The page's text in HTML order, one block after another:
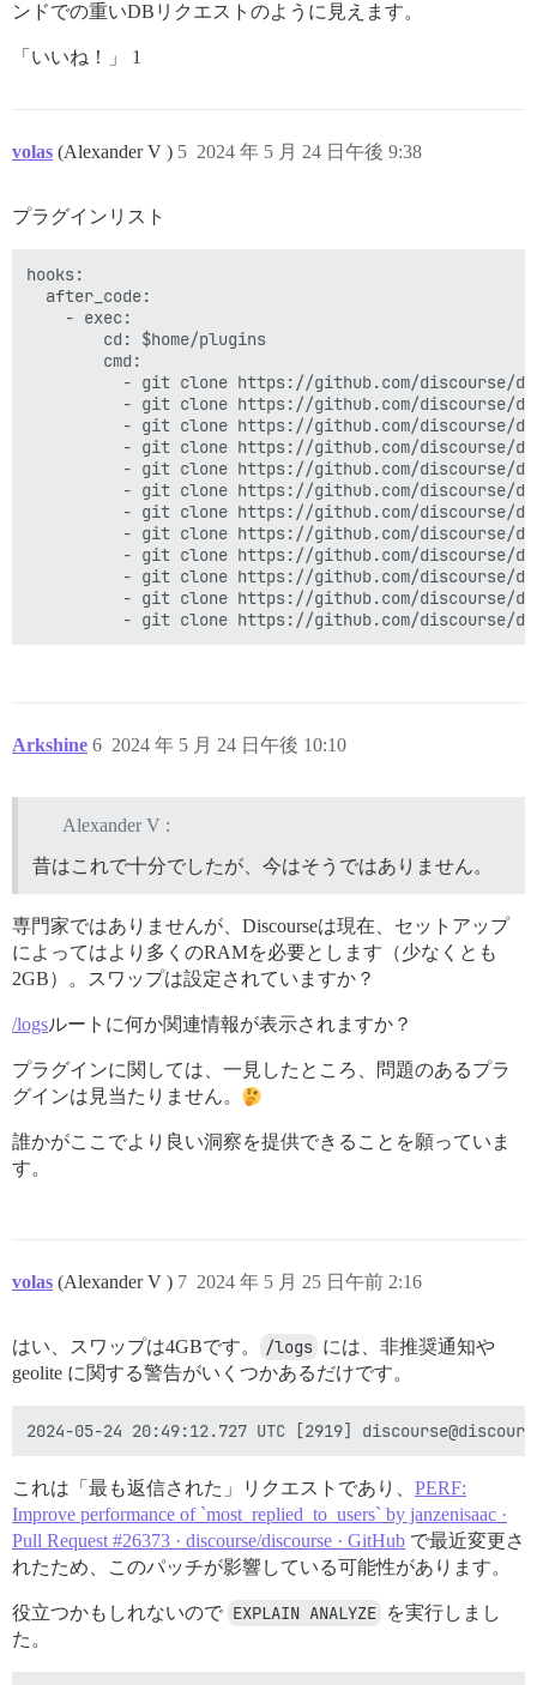
ンドでの重いDBリクエストのように見えます。
「いいね！」 1
volas (Alexander V ) 2024 年 5 月 24 日午後 9:38
5
プラグインリスト
hooks:
  after_code:
    - exec:
        cd: $home/plugins
        cmd:
- git clone https://github.com/discourse/
- git clone https://github.com/discourse/
- git clone https://github.com/discourse/
- git clone https://github.com/discourse/
- git clone https://github.com/discourse/
- git clone https://github.com/discourse/
- git clone https://github.com/discourse/
- git clone https://github.com/discourse/
- git clone https://github.com/discourse/
- git clone https://github.com/discourse/
- git clone https://github.com/discourse/
Arkshine 2024 年 5 月 24 日午後 10:10
6
Alexander V :
昔はこれで十分でしたが、今はそうではありません。
専門家ではありませんが、Discourseは現在、セットアップ
によってはより多くのRAMを必要とします（少なくとも
2GB）。スワップは設定されていますか？
/logsルートに何か関連情報が表示されますか？
プラグインに関しては、一見したところ、問題のあるプラ
グインは見当たりません。
誰かがここでより良い洞察を提供できることを願っていま
す。
volas (Alexander V ) 2024 年 5 月 25 日午前 2:16
7
はい、スワップは4GBです。 /logs には、非推奨通知や
geolite に関する警告がいくつかあるだけです。
これは「最も返信された」リクエストであり、 PERF:
Improve performance of `most_replied_to_users` by janzenisaac ·
Pull Request #26373 · discourse/discourse · GitHub で最近変更さ
れたため、このパッチが影響している可能性があります。
役立つかもしれないので EXPLAIN ANALYZE を実行しまし
た。